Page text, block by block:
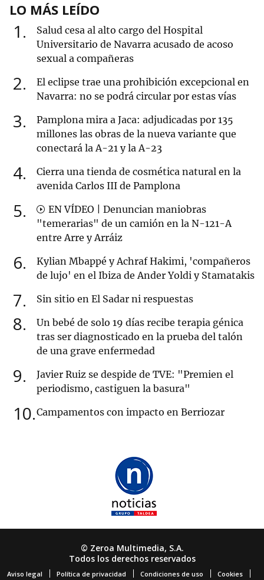
LO MÁS LEÍDO
1
Salud cesa al alto cargo del Hospital
Universitario de Navarra acusado de acoso
sexual a compañeras
2
El eclipse trae una prohibición excepcional en
Navarra: no se podrá circular por estas vías
3
Pamplona mira a Jaca: adjudicadas por 135
millones las obras de la nueva variante que
conectará la A-21 y la A-23
4
Cierra una tienda de cosmética natural en la
avenida Carlos III de Pamplona
5
EN VÍDEO | Denuncian maniobras
"temerarias" de un camión en la N-121-A
entre Arre y Arráiz
6
Kylian Mbappé y Achraf Hakimi, 'compañeros
de lujo' en el Ibiza de Ander Yoldi y Stamatakis
7 Sin sitio en El Sadar ni respuestas
8
Un bebé de solo 19 días recibe terapia génica
tras ser diagnosticado en la prueba del talón
de una grave enfermedad
9
Javier Ruiz se despide de TVE: "Premien el
periodismo, castiguen la basura"
10 Campamentos con impacto en Berriozar
© Zeroa Multimedia, S.A.
Todos los derechos reservados
Aviso legal Política de privacidad Condiciones de uso Cookies